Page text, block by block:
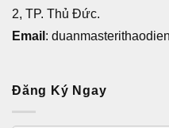
2, TP. Thủ Đức.
Email :
Đăng Ký Ngay